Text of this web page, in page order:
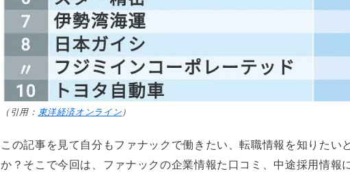
（引用： 東洋経済オンライン ）
この記事を見て自分もファナックで働きたい、転職情報を知りたい
か？そこで今回は、ファナックの企業情報た口コミ、中途採用情報